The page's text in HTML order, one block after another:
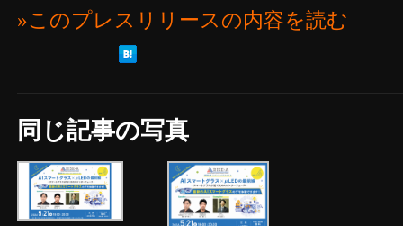
»このプレスリリースの内容を読む
同じ記事の写真